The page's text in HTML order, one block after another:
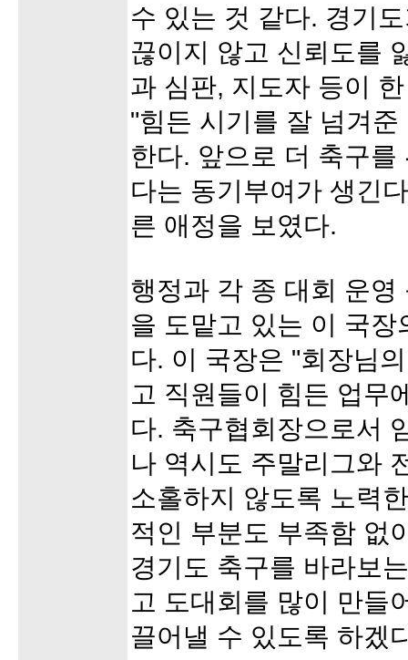
수 있는 것 같다. 경기
끊이지 않고 신뢰도를
과 심판, 지도자 등이
"힘든 시기를 잘 넘겨
한다. 앞으로 더 축구
다는 동기부여가 생긴
른 애정을 보였다.
행정과 각 종 대회 운
을 도맡고 있는 이 국
다. 이 국장은 "회장님
고 직원들이 힘든 업무
다. 축구협회장으로서
나 역시도 주말리그와
소홀하지 않도록 노력
적인 부분도 부족함 없
경기도 축구를 바라보
고 도대회를 많이 만들
끌어낼 수 있도록 하겠